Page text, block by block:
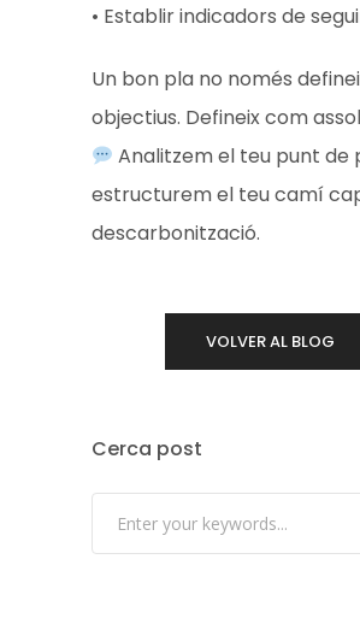
• Establir indicadors de
Un bon pla no només
objectius. Defineix com
Analitzem el teu punt de
estructurem el teu camí
descarbonització.
VOLVER AL BLOG
Cerca post